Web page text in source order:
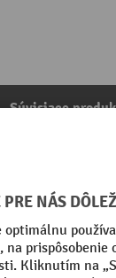
Súvisiace
k regálom